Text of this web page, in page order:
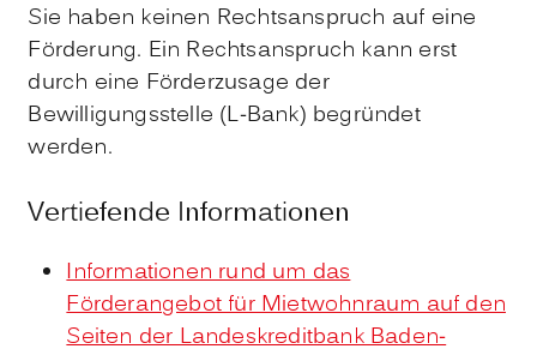
Sie haben keinen Rechtsanspruch auf eine
Förderung. Ein Rechtsanspruch kann erst
durch eine Förderzusage der
Bewilligungsstelle (L-Bank) begründet
werden.
Vertiefende Informationen
Informationen rund um das
Förderangebot für Mietwohnraum auf den
Seiten der Landeskreditbank Baden-